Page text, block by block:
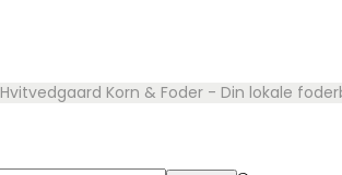
Hvitvedgaard Korn & Foder - Din lokale